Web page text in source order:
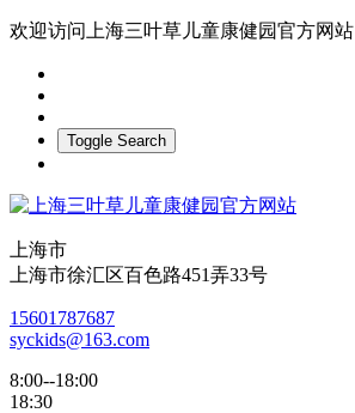
欢迎访问上海三叶草儿童康健园官方网站
Toggle Search
上海市
上海市徐汇区百色路451弄33号
15601787687
syckids@163.com
8:00--18:00
18:30